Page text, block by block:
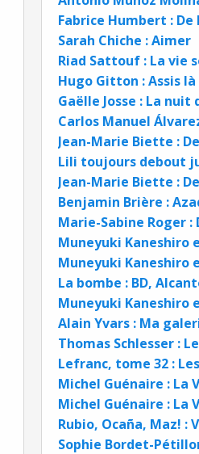
Sarah Chiche : Aimer
Hugo Gitton : Assis
Gaëlle Josse : La nuit
Carlos Manuel
Jean-Marie Biette :
Jean-Marie Biette :
Benjamin Brière :
La bombe : BD,
Alain Yvars : Ma
Thomas Schlesser :
Michel Guénaire : La
Michel Guénaire : La